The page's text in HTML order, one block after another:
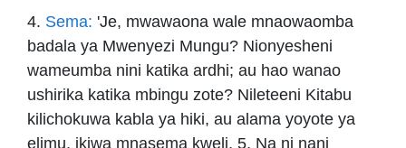
4. Sema: 'Je, mwawaona wale mnaowaomba
badala ya Mwenyezi Mungu? Nionyesheni
wameumba nini katika ardhi; au hao wanao
ushirika katika mbingu zote? Nileteeni Kitabu
kilichokuwa kabla ya hiki, au alama yoyote ya
elimu, ikiwa mnasema kweli. 5. Na ni nani